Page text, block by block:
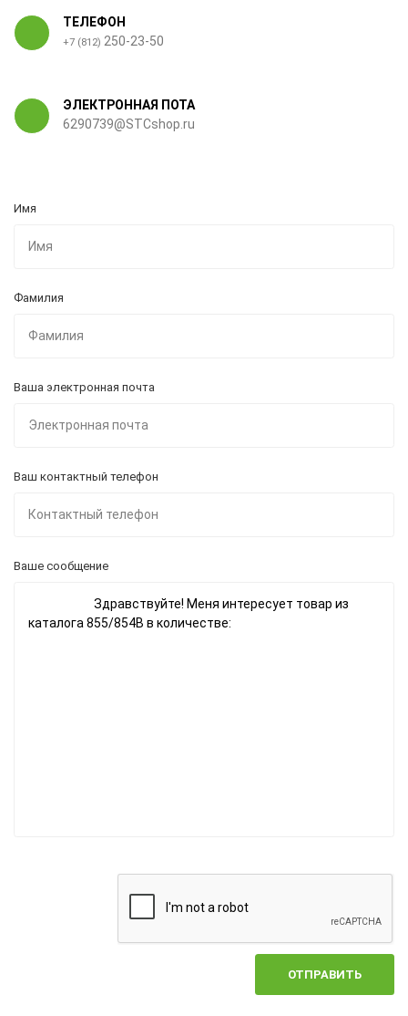
ТЕЛЕФОН
+7 (812) 250-23-50
ЭЛЕКТРОННАЯ ПОТА
6290739@STCshop.ru
Имя
Фамилия
Ваша электронная почта
Ваш контактный телефон
Ваше сообщение
ОТПРАВИТЬ